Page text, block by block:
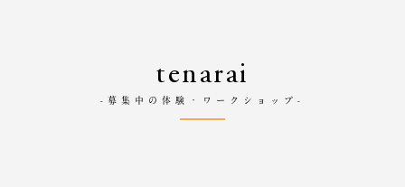
tenarai
-募集中の体験・ワークショップ-